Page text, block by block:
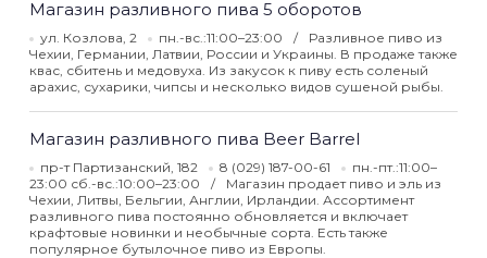
Магазин разливного пива 5 оборотов
ул. Козлова, 2 пн.-вс.:11:00–23:00
Разливное пиво из
Чехии, Германии, Латвии, России и Украины. В продаже также
квас, сбитень и медовуха. Из закусок к пиву есть соленый
арахис, сухарики, чипсы и несколько видов сушеной рыбы.
Магазин разливного пива Beer Barrel
пр-т Партизанский, 182 8 (029) 187-00-61
пн.-пт.:11:00–
23:00 сб.-вс.:10:00–23:00
Магазин продает пиво и эль из
Чехии, Литвы, Бельгии, Англии, Ирландии. Ассортимент
разливного пива постоянно обновляется и включает
крафтовые новинки и необычные сорта. Есть также
популярное бутылочное пиво из Европы.